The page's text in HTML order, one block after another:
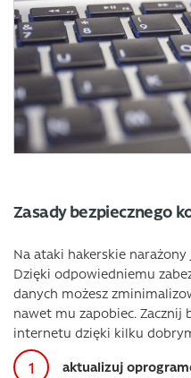
Zasady bezpiecznego
Na ataki hakerskie
Dzięki odpowiedniemu
danych możesz
nawet mu zapobiec. Zacznij
internetu dzięki kilku
aktualizuj